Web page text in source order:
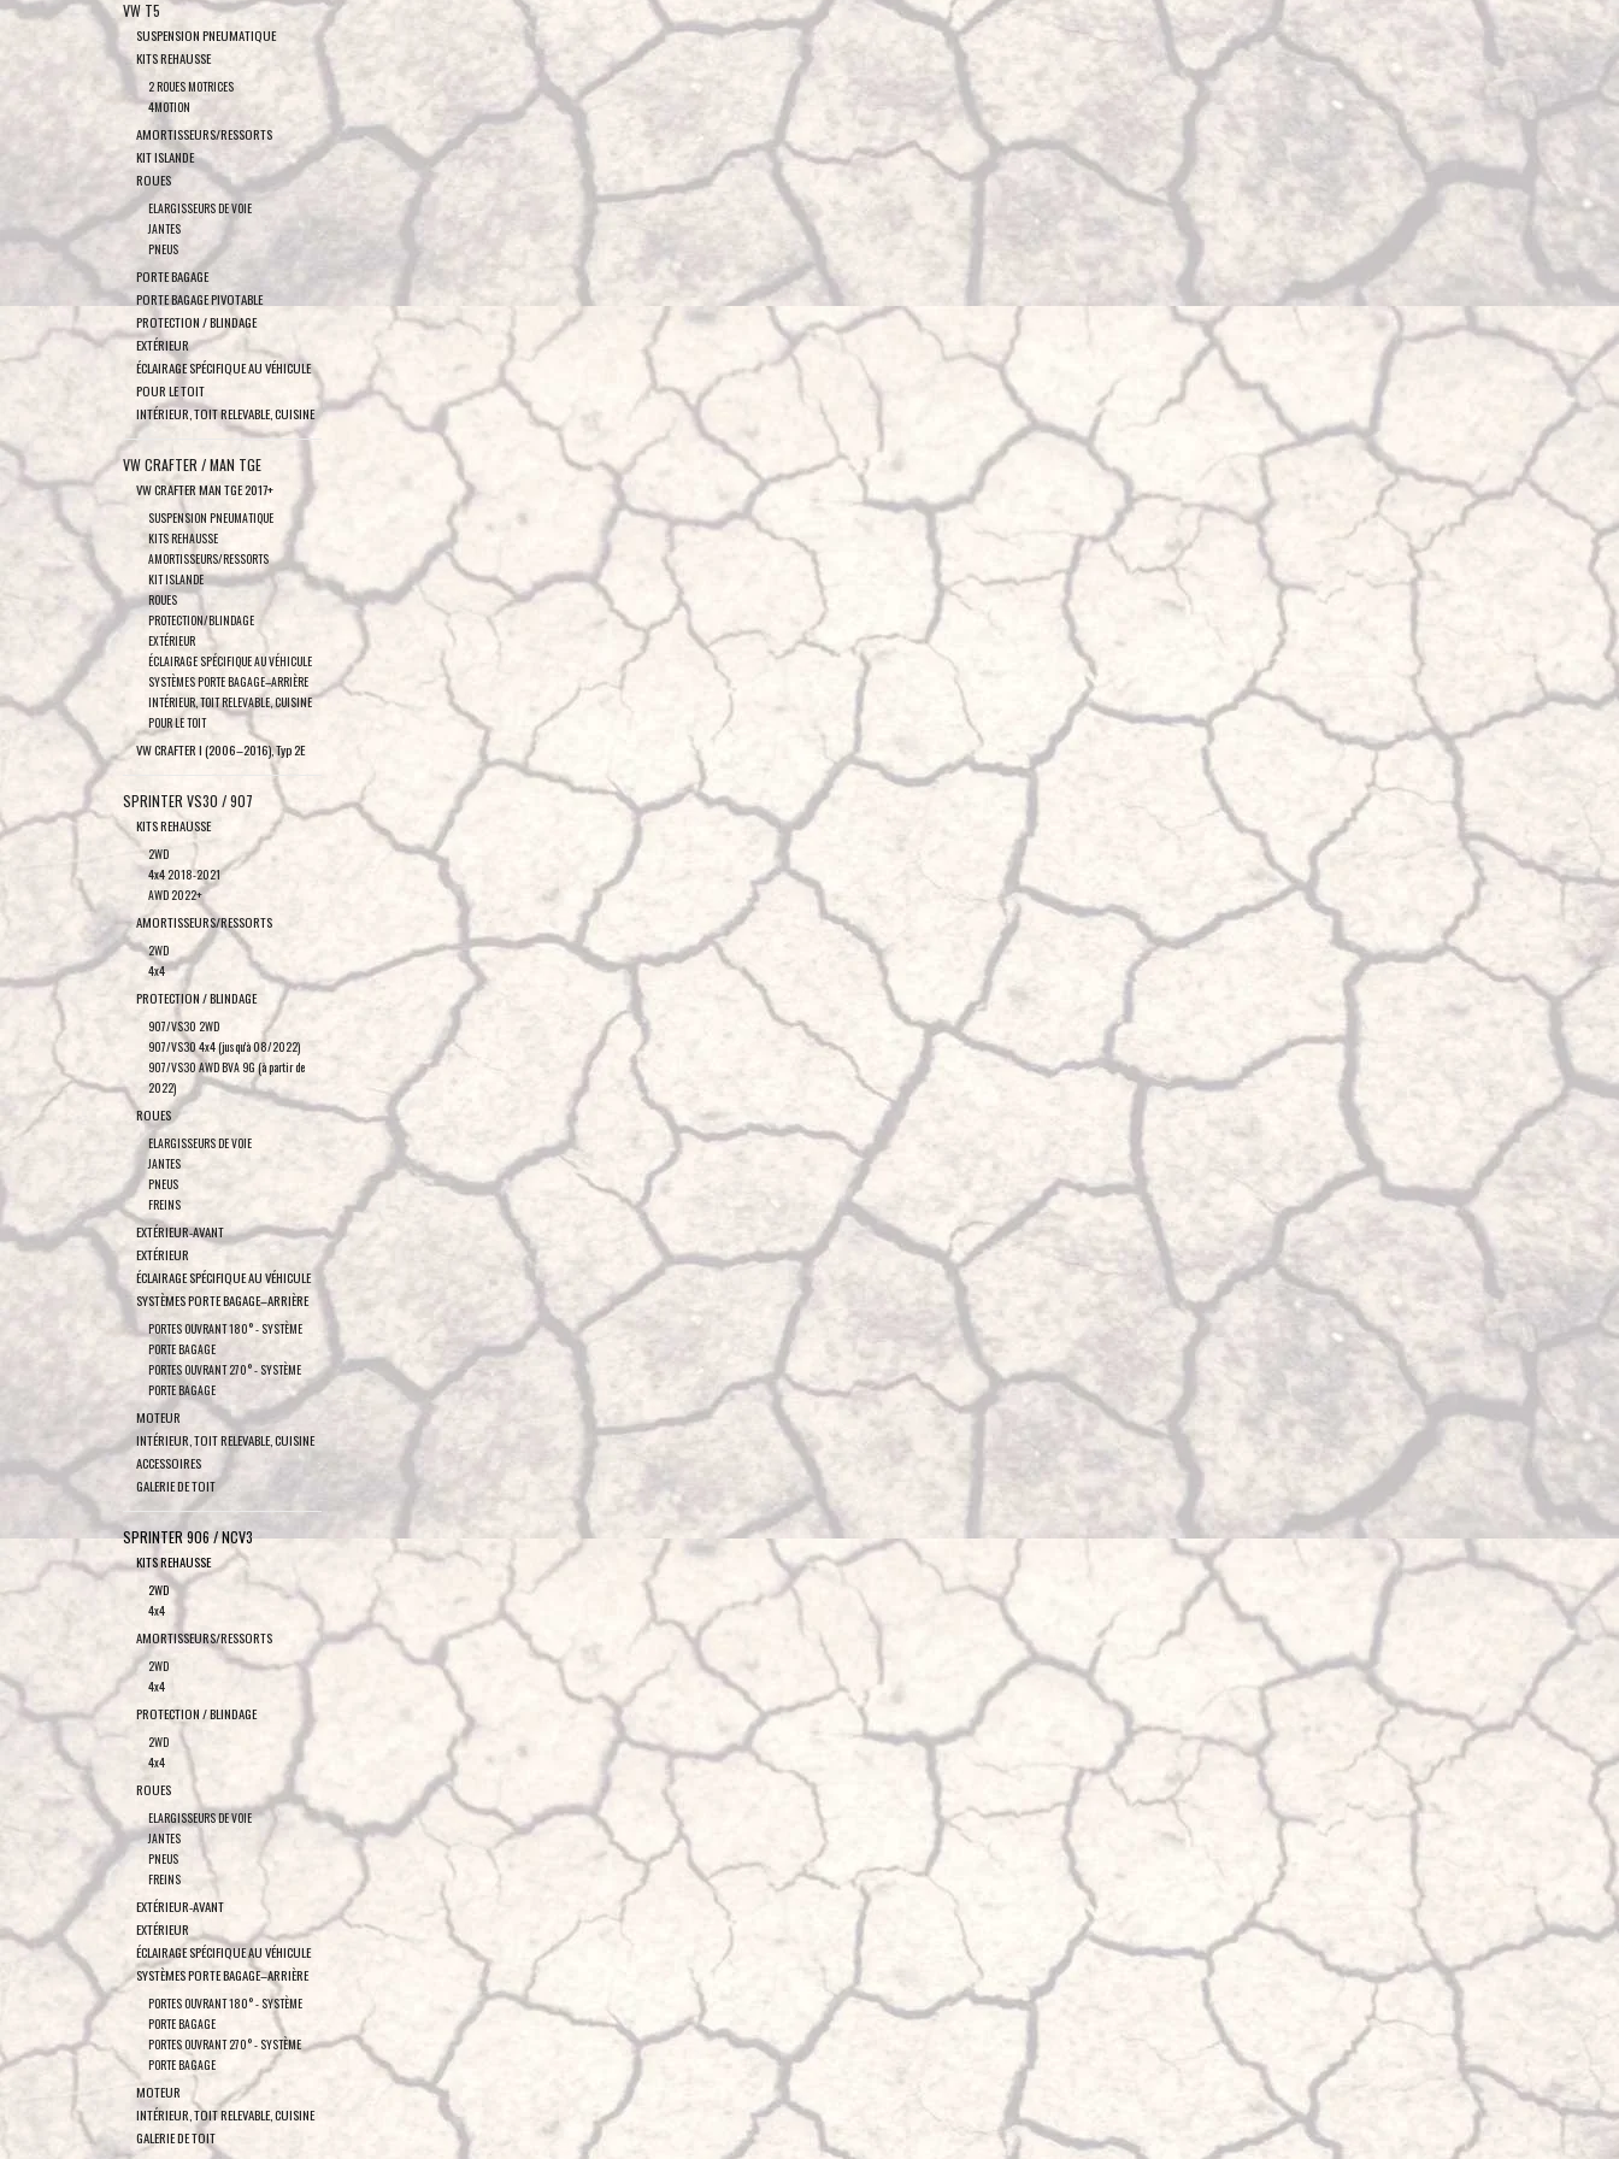
VW T5
SUSPENSION PNEUMATIQUE
KITS REHAUSSE
2 ROUES MOTRICES
4MOTION
AMORTISSEURS/RESSORTS
KIT ISLANDE
ROUES
ELARGISSEURS DE VOIE
JANTES
PNEUS
PORTE BAGAGE
PORTE BAGAGE PIVOTABLE
PROTECTION / BLINDAGE
EXTÉRIEUR
ÉCLAIRAGE SPÉCIFIQUE AU VÉHICULE
POUR LE TOIT
INTÉRIEUR, TOIT RELEVABLE, CUISINE
VW CRAFTER / MAN TGE
VW CRAFTER MAN TGE 2017+
SUSPENSION PNEUMATIQUE
KITS REHAUSSE
AMORTISSEURS/RESSORTS
KIT ISLANDE
ROUES
PROTECTION/BLINDAGE
EXTÉRIEUR
ÉCLAIRAGE SPÉCIFIQUE AU VÉHICULE
SYSTÈMES PORTE BAGAGE–ARRIÈRE
INTÉRIEUR, TOIT RELEVABLE, CUISINE
POUR LE TOIT
VW CRAFTER I (2006–2016), Typ 2E
SPRINTER VS30 / 907
KITS REHAUSSE
2WD
4x4 2018-2021
AWD 2022+
AMORTISSEURS/RESSORTS
2WD
4x4
PROTECTION / BLINDAGE
907/VS30 2WD
907/VS30 4x4 (jusqu'à 08/2022)
907/VS30 AWD BVA 9G (à partir de
2022)
ROUES
ELARGISSEURS DE VOIE
JANTES
PNEUS
FREINS
EXTÉRIEUR-AVANT
EXTÉRIEUR
ÉCLAIRAGE SPÉCIFIQUE AU VÉHICULE
SYSTÈMES PORTE BAGAGE–ARRIÈRE
PORTES OUVRANT 180° - SYSTÈME
PORTE BAGAGE
PORTES OUVRANT 270° - SYSTÈME
PORTE BAGAGE
MOTEUR
INTÉRIEUR, TOIT RELEVABLE, CUISINE
ACCESSOIRES
GALERIE DE TOIT
SPRINTER 906 / NCV3
KITS REHAUSSE
2WD
4x4
AMORTISSEURS/RESSORTS
2WD
4x4
PROTECTION / BLINDAGE
2WD
4x4
ROUES
ELARGISSEURS DE VOIE
JANTES
PNEUS
FREINS
EXTÉRIEUR-AVANT
EXTÉRIEUR
ÉCLAIRAGE SPÉCIFIQUE AU VÉHICULE
SYSTÈMES PORTE BAGAGE–ARRIÈRE
PORTES OUVRANT 180° - SYSTÈME
PORTE BAGAGE
PORTES OUVRANT 270° - SYSTÈME
PORTE BAGAGE
MOTEUR
INTÉRIEUR, TOIT RELEVABLE, CUISINE
GALERIE DE TOIT